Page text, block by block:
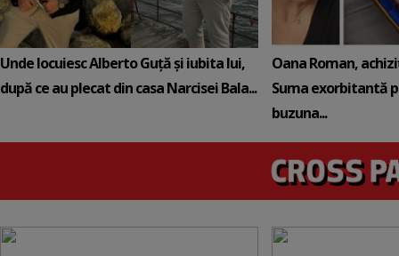
Unde locuiesc Alberto Guță și iubita lui,
după ce au plecat din casa Narcisei Bala...
Oana Roman,
Suma exorbitantă
buzuna...